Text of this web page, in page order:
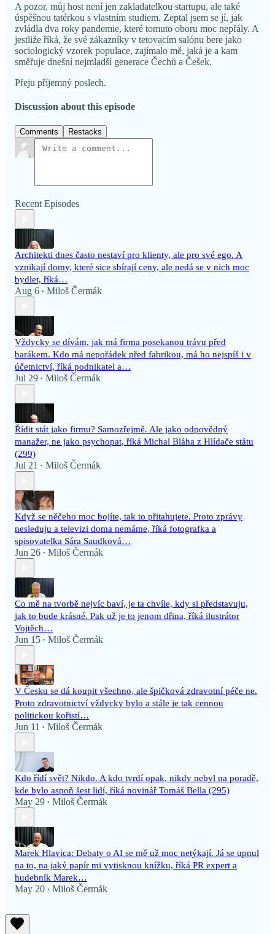
A pozor, můj host není jen zakladatelkou startupu, ale také
úspěšnou tatérkou s vlastním studiem. Zeptal jsem se jí, jak
zvládla dva roky pandemie, které tomuto oboru moc nepřály. A
jestliže říká, že své zákazníky v tetovacím salónu bere jako
sociologický vzorek populace, zajímalo mě, jaká je a kam
směřuje dnešní nejmladší generace Čechů a Češek.
Přeju příjemný poslech.
Discussion about this episode
Comments Restacks
Recent Episodes
Architekti dnes často nestaví pro klienty, ale pro své ego. A
vznikají domy, které sice sbírají ceny, ale nedá se v nich moc
bydlet, říká…
Aug 6 • Miloš Čermák
Vždycky se dívám, jak má firma posekanou trávu před
barákem. Kdo má nepořádek před fabrikou, má ho nejspíš i v
účetnictví, říká podnikatel a…
Jul 29 • Miloš Čermák
Řídit stát jako firmu? Samozřejmě. Ale jako odpovědný
manažer, ne jako psychopat, říká Michal Bláha z Hlídače státu
(299)
Jul 21 • Miloš Čermák
Když se něčeho moc bojíte, tak to přitahujete. Proto zprávy
nesleduju a televizi doma nemáme, říká fotografka a
spisovatelka Sára Saudková…
Jun 26 • Miloš Čermák
Co mě na tvorbě nejvíc baví, je ta chvíle, kdy si představuju,
jak to bude krásné. Pak už je to jenom dřina, říká ilustrátor
Vojtěch…
Jun 15 • Miloš Čermák
V Česku se dá koupit všechno, ale špičková zdravotní péče ne.
Proto zdravotnictví vždycky bylo a stále je tak cennou
politickou kořistí…
Jun 11 • Miloš Čermák
Kdo řídí svět? Nikdo. A kdo tvrdí opak, nikdy nebyl na poradě,
kde bylo aspoň šest lidí, říká novinář Tomáš Bella (295)
May 29 • Miloš Čermák
Marek Hlavica: Debaty o AI se mě už moc netýkají. Já se upnul
na to, na jaký papír mi vytisknou knížku, říká PR expert a
hudebník Marek…
May 20 • Miloš Čermák